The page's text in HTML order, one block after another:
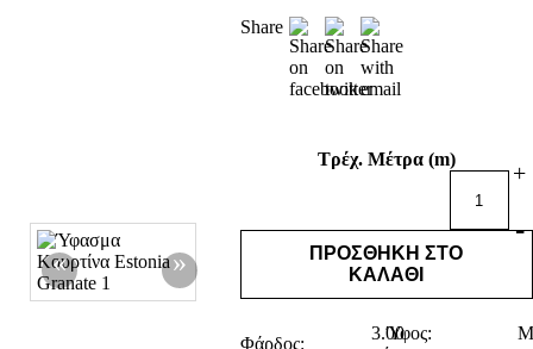
Share
Τρέχ. Μέτρα (m)
+
-
ΠΡΟΣΘΗΚΗ ΣΤΟ
ΚΑΛΑΘΙ
Φάρδος:
3.00Ύφος: